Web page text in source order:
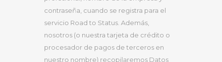
contraseña, cuando se registra para el
servicio Road to Status. Además,
nosotros (o nuestra tarjeta de crédito o
procesador de pagos de terceros en
nuestro nombre) recopilaremos Datos